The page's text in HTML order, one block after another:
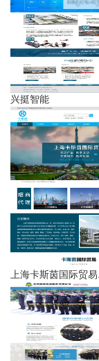
兴挺智能
上海卡斯茵国际贸易